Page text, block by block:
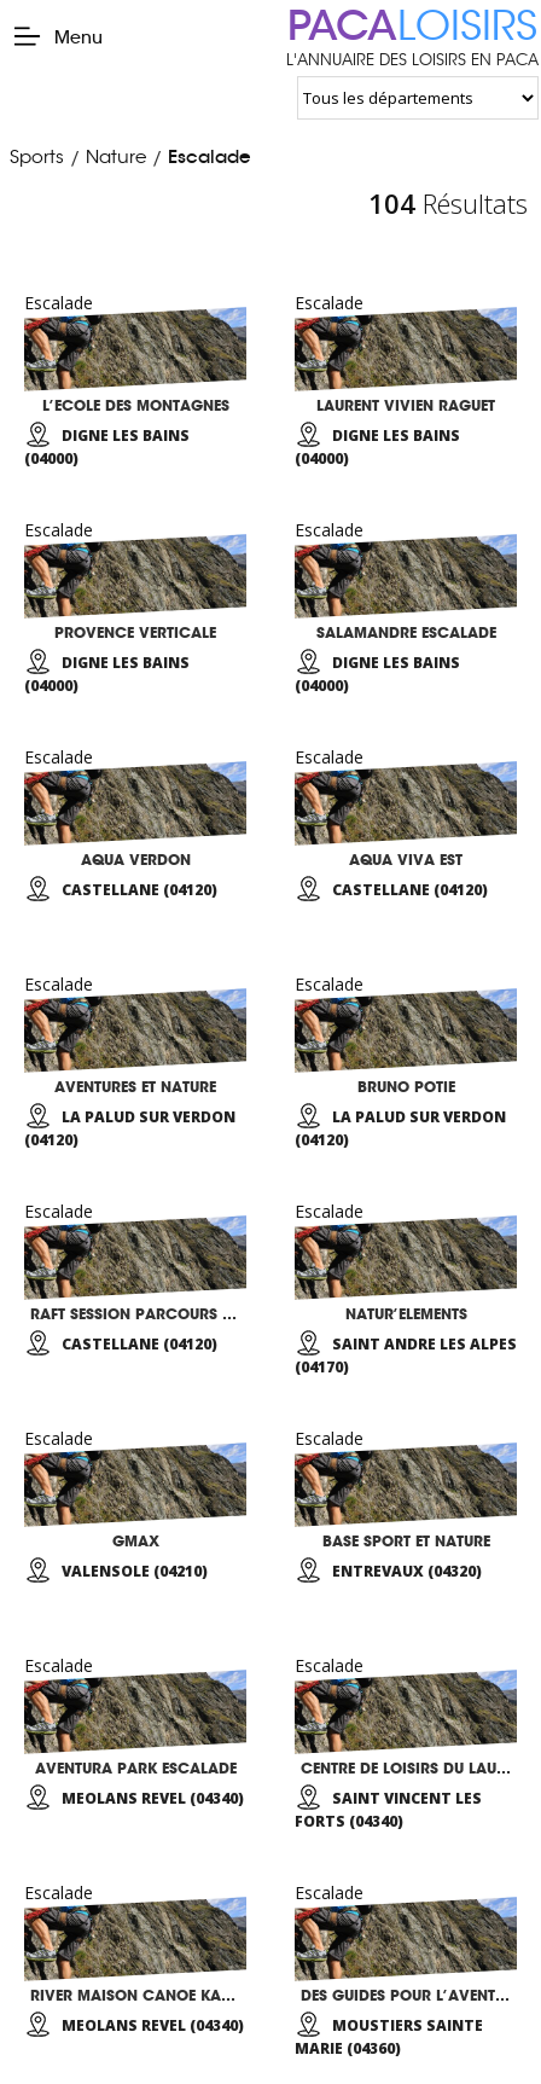
Menu PACALOISIRS
L'ANNUAIRE DES LOISIRS EN PACA
Sports / Nature / Escalade
104 Résultats
Escalade
L’ECOLE DES MONTAGNES
DIGNE LES BAINS
(04000)
Escalade
LAURENT VIVIEN RAGUET
DIGNE LES BAINS
(04000)
Escalade
PROVENCE VERTICALE
DIGNE LES BAINS
(04000)
Escalade
SALAMANDRE ESCALADE
DIGNE LES BAINS
(04000)
Escalade
AQUA VERDON
CASTELLANE (04120)
Escalade
AQUA VIVA EST
CASTELLANE (04120)
Escalade
AVENTURES ET NATURE
LA PALUD SUR VERDON
(04120)
Escalade
BRUNO POTIE
LA PALUD SUR VERDON
(04120)
Escalade
RAFT SESSION PARCOURS AVENTURES
CASTELLANE (04120)
Escalade
NATUR’ELEMENTS
SAINT ANDRE LES ALPES
(04170)
Escalade
GMAX
VALENSOLE (04210)
Escalade
BASE SPORT ET NATURE
ENTREVAUX (04320)
Escalade
AVENTURA PARK ESCALADE
MEOLANS REVEL (04340)
Escalade
CENTRE DE LOISIRS DU LAUTARET
SAINT VINCENT LES
FORTS (04340)
Escalade
RIVER MAISON CANOE KAYAK RAFTING
MEOLANS REVEL (04340)
Escalade
DES GUIDES POUR L’AVENTURE
MOUSTIERS SAINTE
MARIE (04360)